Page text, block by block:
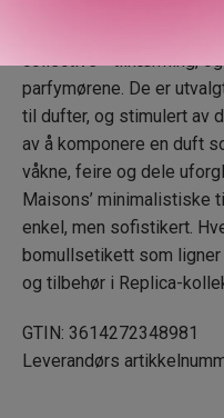
collective»-tilnærming,
parfymørene. De er
til dufter, og stimulert av
av å komponere en duft
våkne, feire og dele
Maisons’ minimalistiske
enkel, men sofistikert.
bomullsetikett som
og tilbehør i Replica-
GTIN: 3614272348981
Leverandørs